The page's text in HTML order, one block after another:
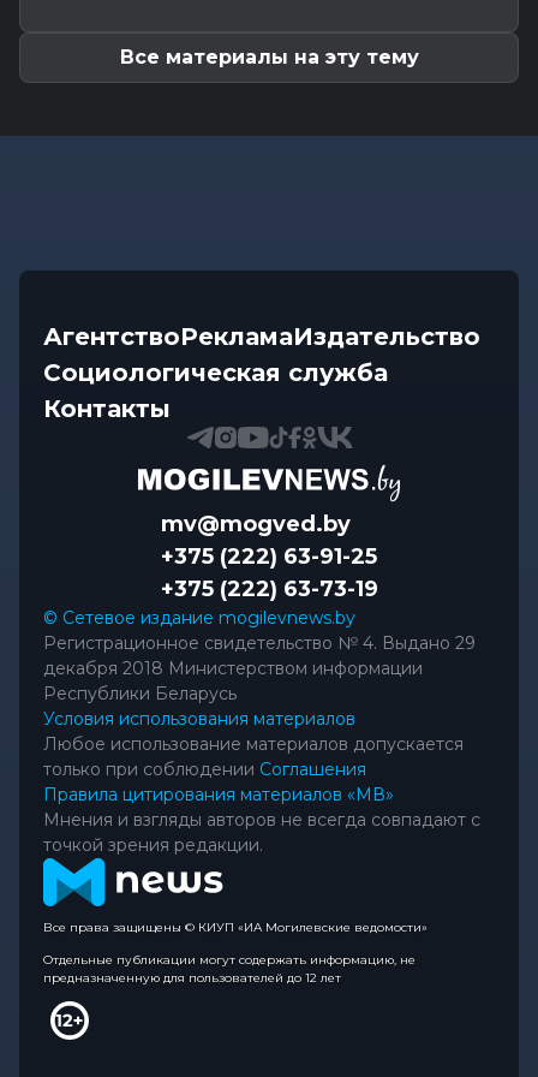
Все материалы на эту тему
АгентствоРекламаИздательство
Социологическая служба
Контакты
mv@mogved.by
+375 (222) 63-91-25
+375 (222) 63-73-19
© Сетевое издание mogilevnews.by
Регистрационное свидетельство № 4. Выдано 29
декабря 2018 Министерством информации
Республики Беларусь
Условия использования материалов
Любое использование материалов допускается
только при соблюдении Соглашения
Правила цитирования материалов «МВ»
Мнения и взгляды авторов не всегда совпадают с
точкой зрения редакции.
Все права защищены © КИУП «ИА Могилевские ведомости»
Отдельные публикации могут содержать информацию, не
предназначенную для пользователей до 12 лет